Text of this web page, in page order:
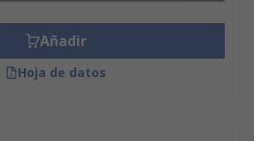
Añadir
Hoja de datos